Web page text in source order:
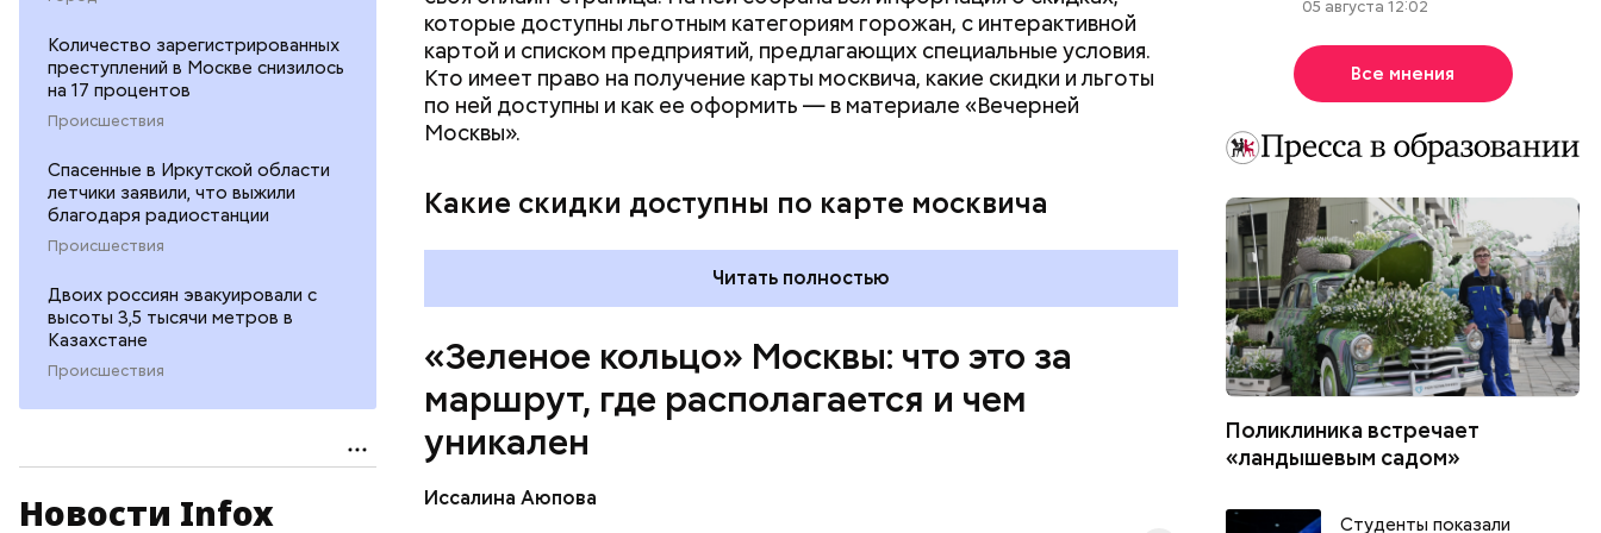
Количество зарегистрированных
преступлений в Москве снизилось
на 17 процентов
Происшествия
Спасенные в Иркутской области
летчики заявили, что выжили
благодаря радиостанции
Происшествия
Двоих россиян эвакуировали с
высоты 3,5 тысячи метров в
Казахстане
Происшествия
Новости Infox
которые доступны льготным категориям горожан, с интерактивной
картой и списком предприятий, предлагающих специальные условия.
Кто имеет право на получение карты москвича, какие скидки и льготы
по ней доступны и как ее оформить — в материале «Вечерней
Москвы».
Какие скидки доступны по карте москвича
Читать полностью
«Зеленое кольцо» Москвы: что это за
маршрут, где располагается и чем
уникален
Иссалина Аюпова
Как рассказали «ВМ» в пресс-службе ЦОДД, веломаршрут «Зеленое
05 августа 12:02
Все мнения
Поликлиника встречает
«ландышевым садом»
Студенты показали